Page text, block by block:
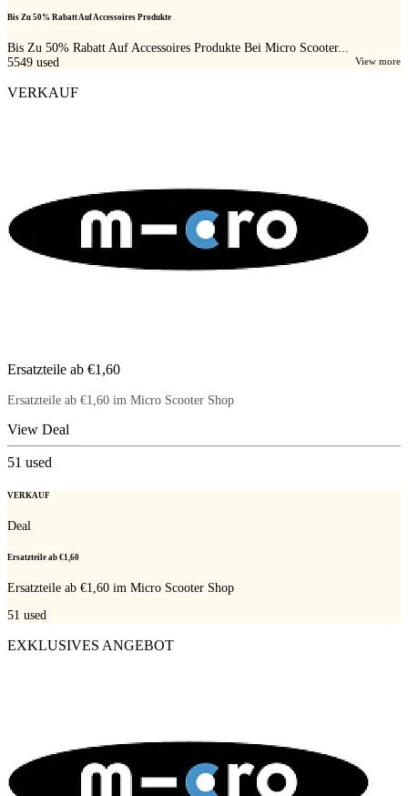
Bis Zu 50% Rabatt Auf Accessoires Produkte
Bis Zu 50% Rabatt Auf Accessoires Produkte Bei Micro Scooter...
View more
5549 used
VERKAUF
Ersatzteile ab €1,60
Ersatzteile ab €1,60 im Micro Scooter Shop
View Deal
51 used
VERKAUF
Deal
Ersatzteile ab €1,60
Ersatzteile ab €1,60 im Micro Scooter Shop
51 used
EXKLUSIVES ANGEBOT